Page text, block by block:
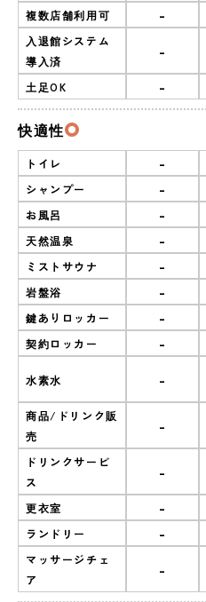
複数店舗利用可 -
入退館システム
導入済
-
土足OK -
快適性
トイレ -
シャンプー -
お風呂 -
天然温泉 -
ミストサウナ -
岩盤浴 -
鍵ありロッカー -
契約ロッカー -
水素水 -
商品/ドリンク販
売
-
ドリンクサービ
ス
-
更衣室 -
ランドリー -
マッサージチェ
ア
-